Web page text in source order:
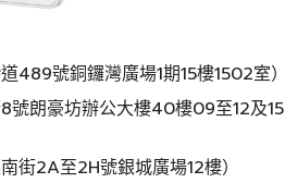
489號銅鑼灣廣場1期15樓1502室）
號朗豪坊辦公大樓40樓09至12及15
街2A至2H號銀城廣場12樓）